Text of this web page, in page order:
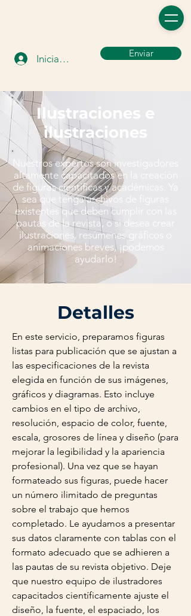
Iniciar sesión Enviar
Ilustraciones e
ilustraciones
Nuestros expertos son investigadores
altamente capacitados en la creación
de figuras científicas y académicas. Ya
sea que tenga archivos de figuras
existentes que deben cumplir con las
pautas de la revista, o si desea crear
ilustraciones, resúmenes gráficos o
animaciones breves, ¡podemos
ayudarlo!
Detalles
En este servicio, preparamos figuras
listas para publicación que se ajustan a
las especificaciones de la revista
elegida en función de sus imágenes,
gráficos y diagramas. Esto incluye
cambios en el tipo de archivo,
resolución, espacio de color, fuente,
escala, grosores de línea y diseño (para
mejorar la legibilidad y la apariencia
profesional). Una vez que se hayan
formateado sus figuras, puede hacer
un número ilimitado de preguntas
sobre el trabajo que hemos
completado. Le ayudamos a presentar
sus datos claramente con tablas con el
formato adecuado que se adhieren a
las pautas de su revista objetivo. Deje
que nuestro equipo de ilustradores
capacitados científicamente ajuste el
diseño, la fuente, el espaciado, los